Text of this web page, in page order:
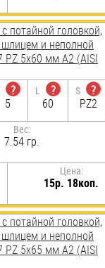
потайной головкой,
и неполной
PZ 5х60 мм А2 (AISI
?
5
L
?
60
S
?
PZ2
Вес:
7.54 гр.
Цена:
15р. 18коп.
потайной головкой,
и неполной
PZ 5х65 мм А2 (AISI